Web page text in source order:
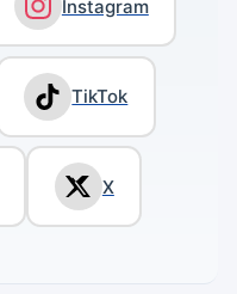
Instagram
TikTok
X